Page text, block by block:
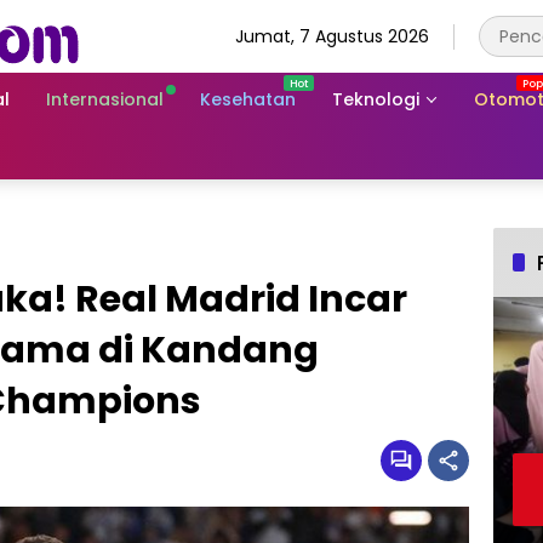
Jumat, 7 Agustus 2026
Internasional Kesehatan Teknologi
Real Madrid Incar
di Kandang